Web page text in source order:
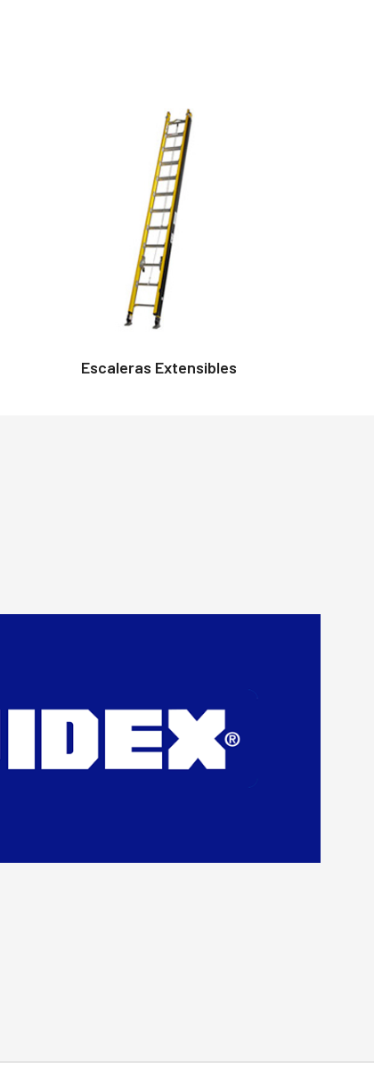
Escaleras Extensibles